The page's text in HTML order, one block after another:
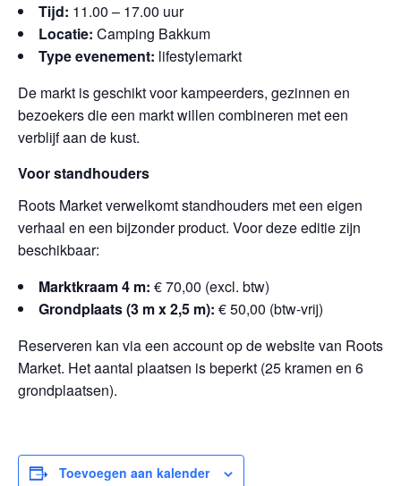
Tijd: 11.00 – 17.00 uur
Locatie: Camping Bakkum
Type evenement: lifestylemarkt
De markt is geschikt voor kampeerders, gezinnen en
bezoekers die een markt willen combineren met een
verblijf aan de kust.
Voor standhouders
Roots Market verwelkomt standhouders met een eigen
verhaal en een bijzonder product. Voor deze editie zijn
beschikbaar:
Marktkraam 4 m: € 70,00 (excl. btw)
Grondplaats (3 m x 2,5 m): € 50,00 (btw-vrij)
Reserveren kan via een account op de website van Roots
Market. Het aantal plaatsen is beperkt (25 kramen en 6
grondplaatsen).
Toevoegen aan kalender